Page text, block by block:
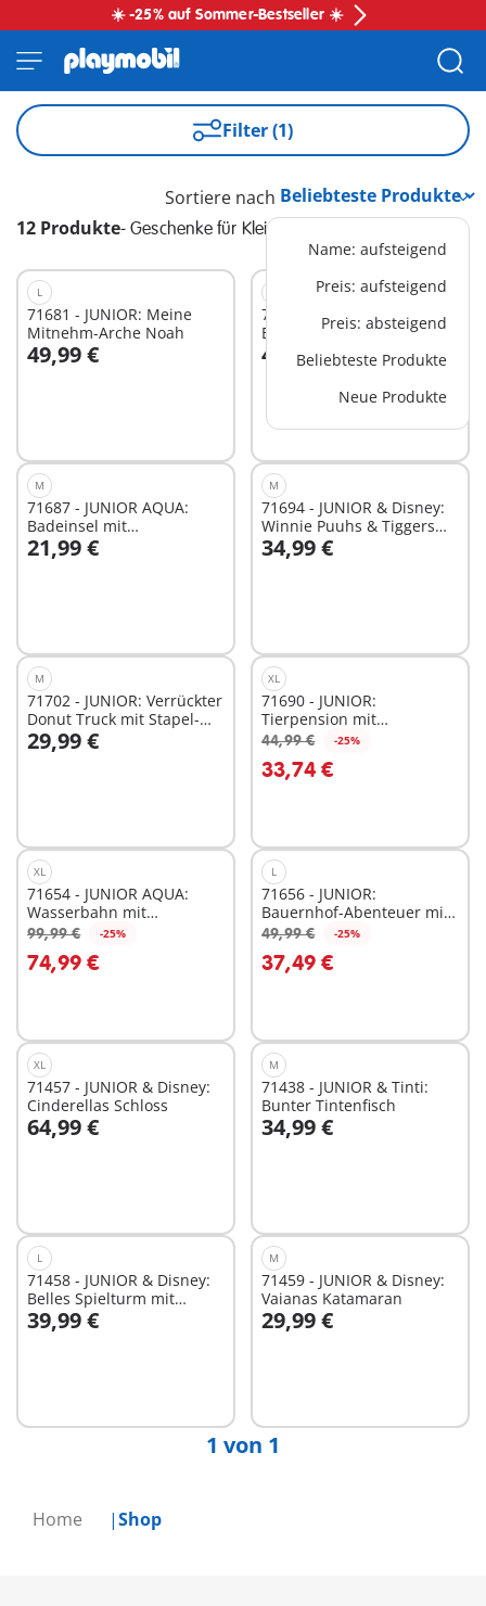
☀️ -25% auf Sommer-Bestseller ☀️
Home Shop
Filter (1)
12 Produkte- Geschenke für Kleinkinder
Sortiere nach
Name: aufsteigend
Preis: aufsteigend
Preis: absteigend
Beliebteste Produkte
Neue Produkte
L
71681 - JUNIOR: Meine
Mitnehm-Arche Noah
49,99 €
In den Warenkorb
71703 - JUNIOR:
Erlebnisturm mit Eisstand
44,99 €
In den Warenkorb
M
71687 - JUNIOR AQUA:
Badeinsel mit
Wasserrutsche
21,99 €
In den Warenkorb
M
71694 - JUNIOR & Disney:
Winnie Puuhs & Tiggers
Bienengarten
34,99 €
In den Warenkorb
M
71702 - JUNIOR: Verrückter
Donut Truck mit Stapel-
und Sortierfunktion
29,99 €
In den Warenkorb
XL
71690 - JUNIOR:
Tierpension mit
Futterspender
44,99 € -25%
33,74 €
In den Warenkorb
XL
71654 - JUNIOR AQUA:
Wasserbahn mit
Wasserspielplatz und
99,99 € -25%
74,99 €
In den Warenkorb
L
71656 - JUNIOR:
Bauernhof-Abenteuer mit
Traktor, Anhänger und
49,99 € -25%
37,49 €
In den Warenkorb
XL
71457 - JUNIOR & Disney:
Cinderellas Schloss
64,99 €
In den Warenkorb
M
71438 - JUNIOR & Tinti:
Bunter Tintenfisch
34,99 €
In den Warenkorb
L
71458 - JUNIOR & Disney:
Belles Spielturm mit
Melodie
39,99 €
In den Warenkorb
M
71459 - JUNIOR & Disney:
Vaianas Katamaran
29,99 €
In den Warenkorb
1 von 1